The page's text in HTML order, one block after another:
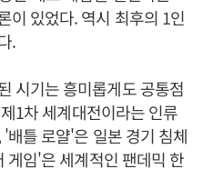
이 있었다. 역시 최후의 1인
.
시기는 흥미롭게도 공통점
1차 세계대전이라는 인류
틀 로얄'은 일본 경기 침체
게임'은 세계적인 팬데믹 한